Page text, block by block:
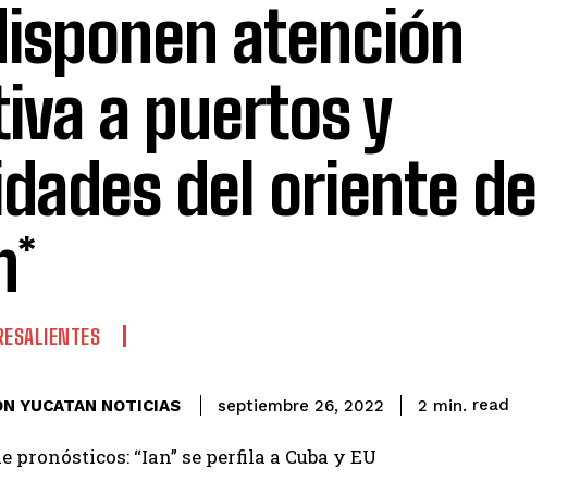
atención
a puertos y
del oriente de
YUCATAN NOTICIAS septiembre 26, 2022 2 min. read
pronósticos: “Ian” se perfila a Cuba y EU